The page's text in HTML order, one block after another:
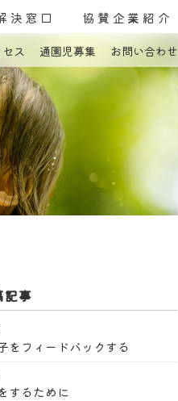
決窓口 協賛企業紹介
ス 通園児募集 お問い合わせ
よくある質問
お問い合わせ
記事
をフィードバックする
するために